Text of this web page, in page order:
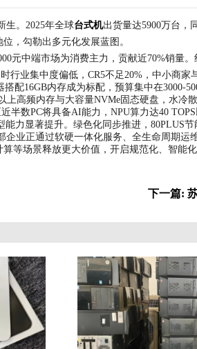
生。2025年全球台式机出货量达5900万台，
位，勾勒出多元化发展蓝图。
元中端市场为消费主力，贡献近70%销量
行业集中度偏低，CR5不足20%，中小商家
16GB内存成为标配，预算集中在3000-
上高频内存与大容量NVMe固态硬盘，水冷
数PC将具备AI能力，NPU算力达40
力显著提升。绿色化同步推进，80PLUS
业正通过软硬一体化服务、全生命周期
等场景释放更大价值，开启规范化、智能
下一篇: